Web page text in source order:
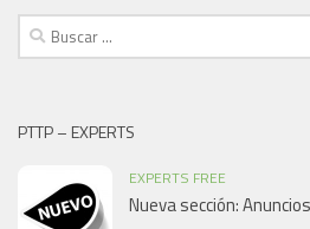
Buscar:
PTTP – EXPERTS
EXPERTS FREE
Nueva sección: